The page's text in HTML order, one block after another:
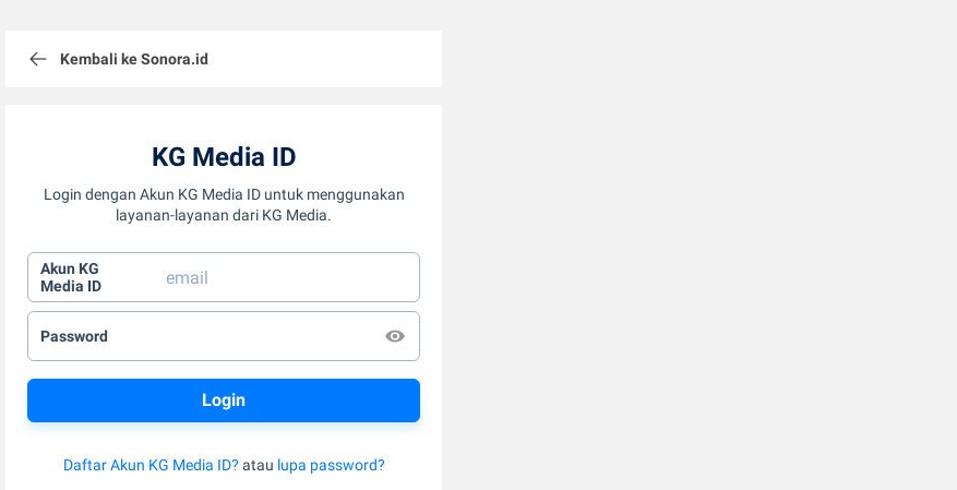
Kembali ke Sonora.id
KG Media ID
Login dengan Akun KG Media ID untuk menggunakan
layanan-layanan dari KG Media.
Akun KG
Media ID
Password
Daftar Akun KG Media ID? atau lupa password?